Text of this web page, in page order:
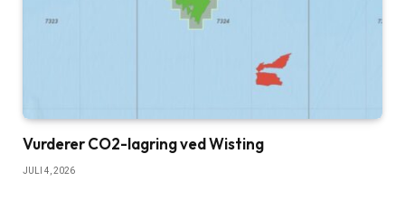
Vurderer CO2-lagring ved Wisting
JULI 4, 2026